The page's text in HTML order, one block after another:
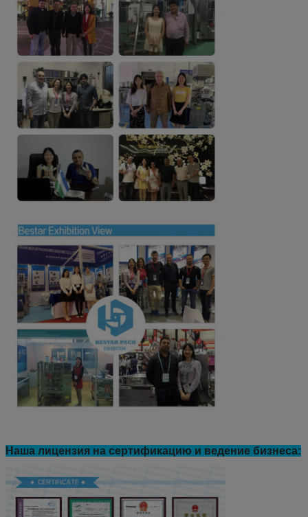
Наша лицензия на сертификацию и ведение бизнеса: